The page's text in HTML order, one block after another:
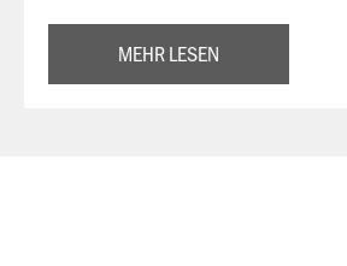
MEHR LESEN